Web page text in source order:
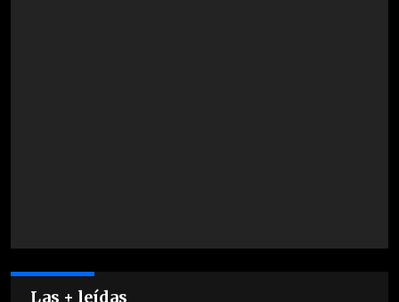
Las + leídas